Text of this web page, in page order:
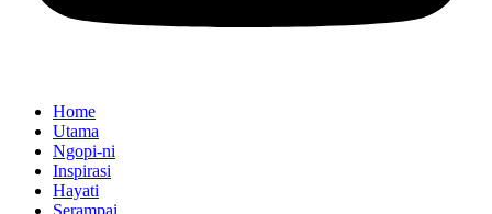
Home
Utama
Ngopi-ni
Inspirasi
Hayati